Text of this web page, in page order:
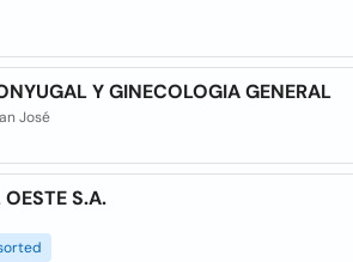
Y GINECOLOGIA GENERAL
José
OESTE S.A.